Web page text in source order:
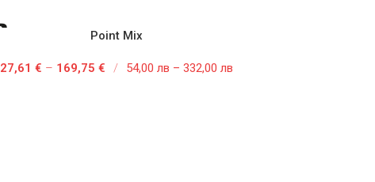
Point Mix
27,61€ – 169,75€ / 54,00 лв – 332,00 лв